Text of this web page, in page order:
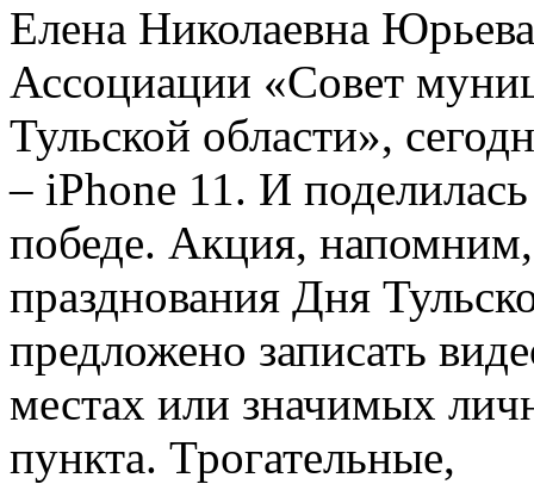
Елена Николаевна
Ассоциации «Совет
Тульской области»,
– iPhone 11. И
победе. Акция,
празднования Дня
предложено записать
местах или значимых
пункта. Трогательные,